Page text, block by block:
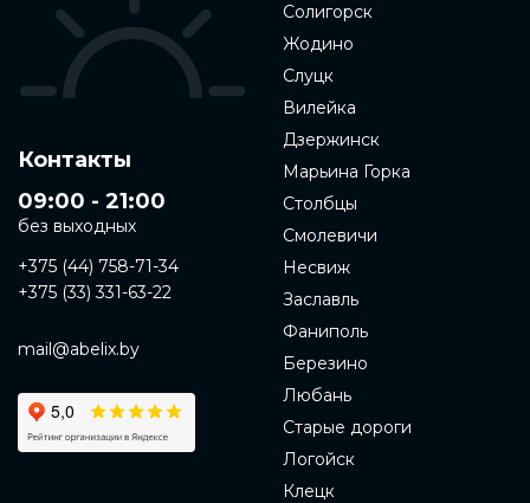
Контакты
09:00 - 21:00
без выходных
+375 (44) 758-71-34
+375 (33) 331-63-22
mail@abelix.by
Солигорск
Жодино
Слуцк
Вилейка
Дзержинск
Марьина Горка
Столбцы
Смолевичи
Несвиж
Заславль
Фаниполь
Березино
Любань
Старые дороги
Логойск
Клецк